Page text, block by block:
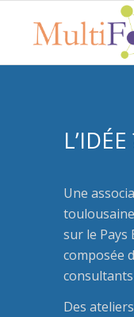
L’IDÉE
Une
sur le Pays
composée
Des